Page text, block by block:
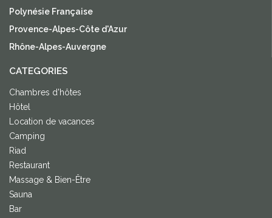
Polynésie Française
Provence-Alpes-Côte d'Azur
Rhône-Alpes-Auvergne
CATEGORIES
Chambres d'hôtes
Hôtel
Location de vacances
Camping
Riad
Restaurant
Massage & Bien-Être
Sauna
Bar